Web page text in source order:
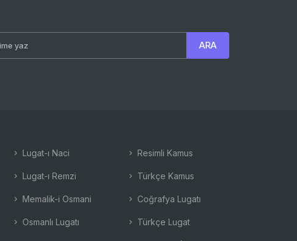
Lugat-ı Naci
Lugat-ı Remzi
Memalik-i Osmani
Osmanlı Lugatı
Resimli Kamus
Türkçe Kamus
Coğrafya Lugatı
Türkçe Lugat